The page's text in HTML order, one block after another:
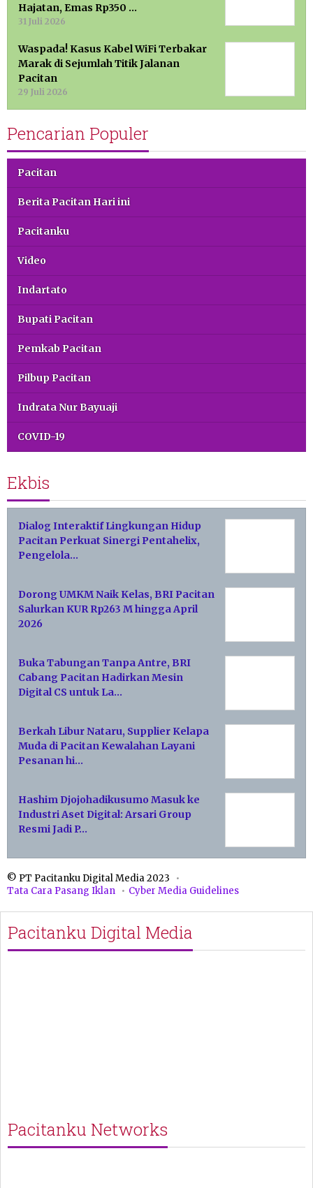
Hajatan, Emas Rp350 …
31 Juli 2026
Waspada! Kasus Kabel WiFi Terbakar
Marak di Sejumlah Titik Jalanan
Pacitan
29 Juli 2026
Pencarian Populer
Pacitan
Berita Pacitan Hari ini
Pacitanku
Video
Indartato
Bupati Pacitan
Pemkab Pacitan
Pilbup Pacitan
Indrata Nur Bayuaji
COVID-19
Ekbis
Dialog Interaktif Lingkungan Hidup
Pacitan Perkuat Sinergi Pentahelix,
Pengelola…
Dorong UMKM Naik Kelas, BRI Pacitan
Salurkan KUR Rp263 M hingga April
2026
Buka Tabungan Tanpa Antre, BRI
Cabang Pacitan Hadirkan Mesin
Digital CS untuk La…
Berkah Libur Nataru, Supplier Kelapa
Muda di Pacitan Kewalahan Layani
Pesanan hi…
Hashim Djojohadikusumo Masuk ke
Industri Aset Digital: Arsari Group
Resmi Jadi P…
© PT Pacitanku Digital Media 2023
Tata Cara Pasang Iklan
Cyber Media Guidelines
Pacitanku Digital Media
Pacitanku Networks